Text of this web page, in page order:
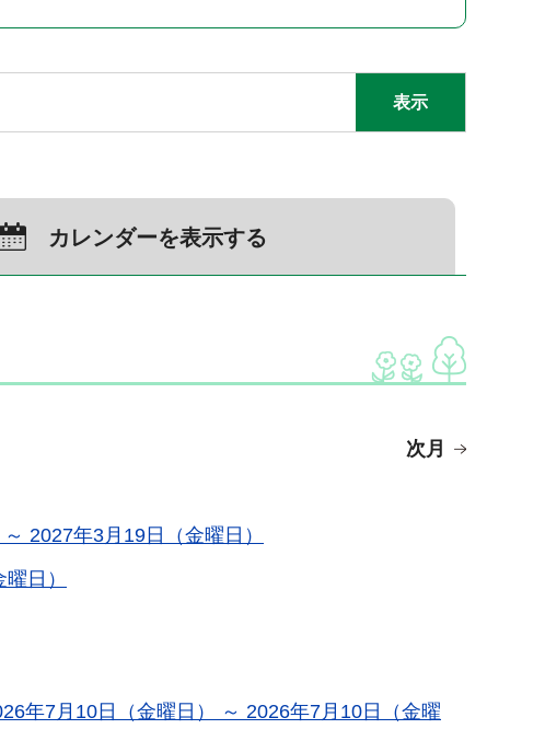
カレンダーを表示する
次月
2027年3月19日（金曜日）
日）
年7月10日（金曜日） ～ 2026年7月10日（金曜